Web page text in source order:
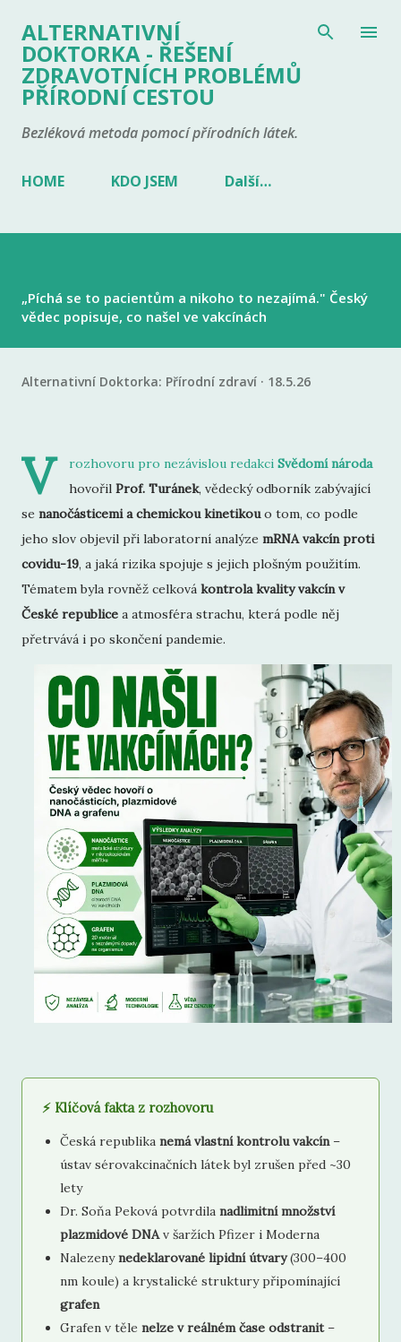
Přeskočit na hlavní obsah
ALTERNATIVNÍ
DOKTORKA - ŘEŠENÍ
ZDRAVOTNÍCH PROBLÉMŮ
PŘÍRODNÍ CESTOU
Bezléková metoda pomocí přírodních látek.
HOME KDO JSEM Další…
„Píchá se to pacientům a nikoho to nezajímá." Český
vědec popisuje, co našel ve vakcínách
Alternativní Doktorka: Přírodní zdraví 18.5.26
V rozhovoru pro nezávislou redakci Svědomí národa
hovořil Prof. Turánek, vědecký odborník zabývající
se nanočásticemi a chemickou kinetikouo tom, co podle
jeho slov objevil při laboratorní analýze mRNA vakcín proti
covidu-19, a jaká rizika spojuje s jejich plošným použitím.
Tématem byla rovněž celková kontrola kvality vakcín v
České republice a atmosféra strachu, která podle něj
přetrvává i po skončení pandemie.
⚡ Klíčová fakta z rozhovoru
Česká republika nemá vlastní kontrolu vakcín–
ústav sérovakcinačních látek byl zrušen před ~30
lety
Dr. Soňa Peková potvrdila nadlimitní množství
plazmidové DNAv šaržích Pfizer i Moderna
Nalezenynedeklarované lipidní útvary(300–400
nm koule) a krystalické struktury připomínající
grafen
Grafen v těle nelze v reálném čase odstranit–